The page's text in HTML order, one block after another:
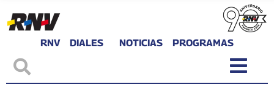
RNV DIALES NOTICIAS PROGRAMAS